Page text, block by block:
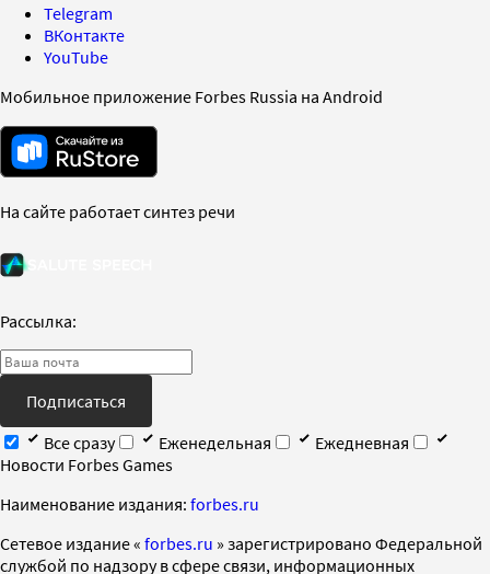
Telegram
ВКонтакте
YouTube
Мобильное приложение Forbes Russia на Android
На сайте работает синтез речи
Рассылка:
Подписаться
Все сразу
Еженедельная
Ежедневная
Новости Forbes Games
Наименование издания: forbes.ru
Cетевое издание « forbes.ru » зарегистрировано Федеральной
службой по надзору в сфере связи, информационных